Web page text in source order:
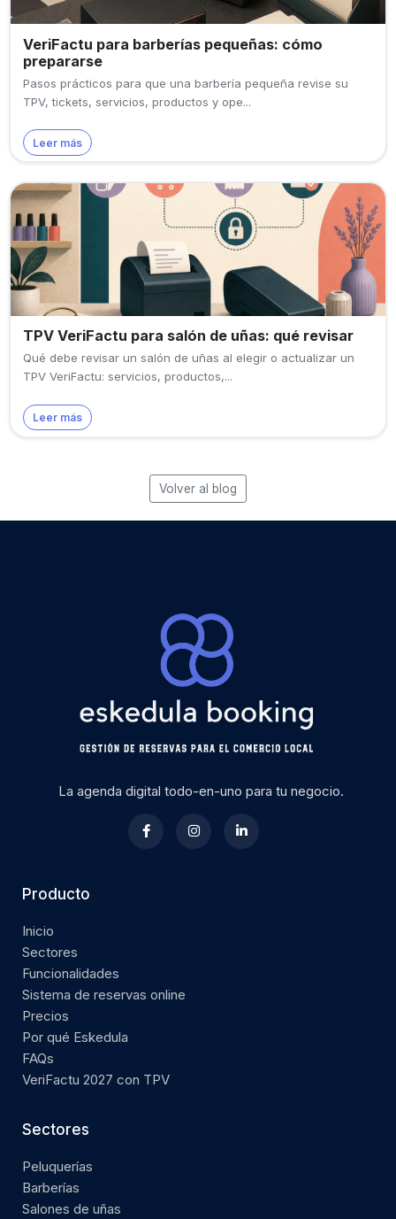
VeriFactu para barberías pequeñas: cómo
prepararse
Pasos prácticos para que una barbería pequeña revise su
TPV, tickets, servicios, productos y ope...
Leer más
TPV VeriFactu para salón de uñas: qué revisar
Qué debe revisar un salón de uñas al elegir o actualizar un
TPV VeriFactu: servicios, productos,...
Leer más
Volver al blog
La agenda digital todo-en-uno para tu negocio.
Producto
Inicio
Sectores
Funcionalidades
Sistema de reservas online
Precios
Por qué Eskedula
FAQs
VeriFactu 2027 con TPV
Sectores
Peluquerías
Barberías
Salones de uñas